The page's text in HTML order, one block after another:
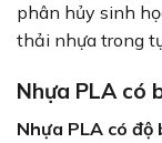
phân hủy sinh
thải nhựa trong
Nhựa PLA có
Nhựa PLA có độ